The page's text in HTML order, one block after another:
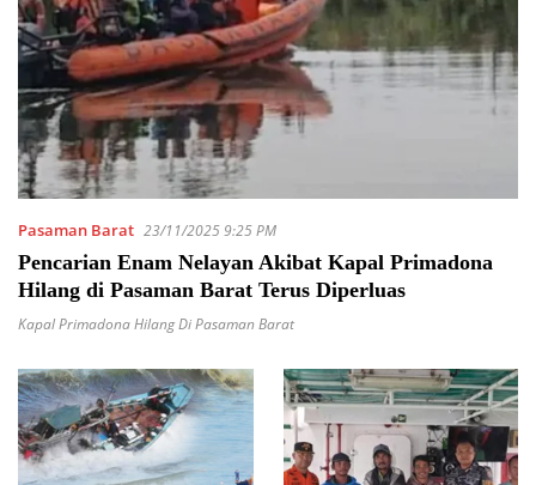
Pasaman Barat 23/11/2025 9:25 PM
Pencarian Enam Nelayan Akibat Kapal Primadona
Hilang di Pasaman Barat Terus Diperluas
Kapal Primadona Hilang Di Pasaman Barat